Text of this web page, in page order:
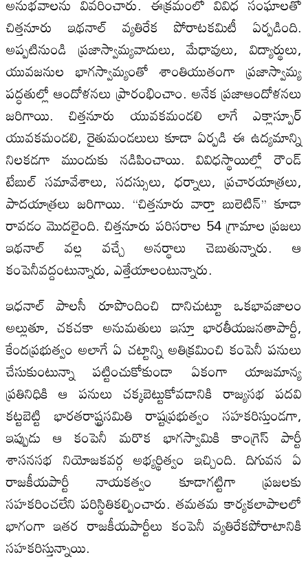
చిత్తనూరు ఇథనాల్‍ వ్యతిరేక పోరాటకమిటీ ఏర్పడింది.
అప్పటినుండి ప్రజాస్వామ్యవాదులు, మేధావులు, విద్యార్థులు,
యువజనుల భాగస్వామ్యంతో శాంతియుతంగా ప్రజాస్వామ్య
పద్ధతుల్లో ఆందోళనలు ప్రారంభించాం. అనేక ప్రజాఆందోళనలు
జరిగాయి. చిత్తనూరు యువకమండలి లాగే ఎక్లాస్పూర్‍
యువకమండలి, రైతుమండలులు కూడా ఏర్పడి ఈ ఉద్యమాన్ని
నిలకడగా ముందుకు నడిపించాయి. వివిధస్థాయిల్లో రౌండ్‍
టేబుల్‍ సమావేశాలు, సదస్సులు, ధర్నాలు, ప్రచారయాత్రలు,
పాదయాత్రలు జరిగాయి. ‘‘చిత్తనూరు వార్తా బులెటిన్‍’’ కూడా
రావడం మొదలైంది. చిత్తనూరు పరిసరాల 54 గ్రామాల ప్రజలు
ఇథనాల్‍ వల్ల వచ్చే అనర్థాలు చెబుతున్నారు. ఆ
కంపెనీవద్దంటున్నారు, ఎత్తేయాలంటున్నారు.
ఇధనాల్‍ పాలసీ రూపొందించి దానిచుట్టూ ఒకభావజాలం
అల్లుతూ, చకచకా అనుమతులు ఇస్తూ భారతీయజనతాపార్టీ,
కేందప్రభుత్వం అలాగే ఏ చట్టాన్ని అతిక్రమించి కంపెనీ పనులు
చేసుకుంటున్నా పట్టించుకోకుండా ఏకంగా యాజమాన్య
ప్రతినిధికి ఆ పనులు చక్కబెట్టుకోవడానికి రాజ్యసభ పదవి
కట్టబెట్టి భారతరాష్ట్రసమితి రాష్టప్రభుత్వం సహకరిస్తుండగా,
ఇప్పుడు ఆ కంపెనీ మరొక భాగస్వామికి కాంగ్రెస్‍ పార్టీ
శాసనసభ నియోజకవర్గ అభ్యర్థిత్వం ఇచ్చింది. దిగువన ఏ
రాజకీయపార్టీ నాయకత్వం కూడాగట్టిగా ప్రజలకు
సహకరించలేని పరిస్థితికల్పించారు. తమతమ కార్యకలాపాలలో
భాగంగా ఇతర రాజకీయపార్టీలు కంపెనీ వ్యతిరేకపోరాటానికి
సహకరిస్తున్నాయి.